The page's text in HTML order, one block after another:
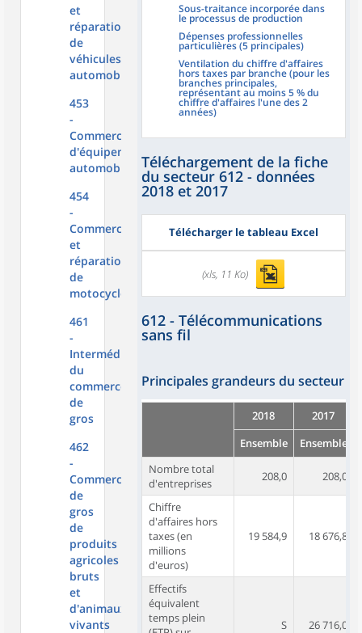
et
réparation
de
véhicules
automobiles
453
-
Commerce
d'équipements
automobiles
454
-
Commerce
et
réparation
de
motocycles
461
-
Intermédiaires
du
commerce
de
gros
462
-
Commerce
de
gros
de
produits
agricoles
bruts
et
d'animaux
vivants
Sous-traitance incorporée dans
le processus de production
Dépenses professionnelles
particulières (5 principales)
Ventilation du chiffre d'affaires
hors taxes par branche (pour les
branches principales,
représentant au moins 5 % du
chiffre d'affaires l'une des 2
années)
Téléchargement de la fiche
du secteur 612 - données
2018 et 2017
Télécharger le tableau Excel
(xls, 11 Ko)
612 - Télécommunications
sans fil
Principales grandeurs du secteur
2018
2017
Ensemble
Ensemble
Nombre total
d'entreprises
208,0 208,0
Chiffre
d'affaires hors
taxes (en
millions
d'euros)
19 584,9 18 676,8
Effectifs
équivalent
temps plein
S 26 716,0